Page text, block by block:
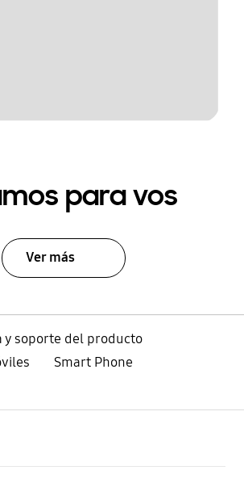
para vos
Ver más
y soporte del producto
Smart Phone